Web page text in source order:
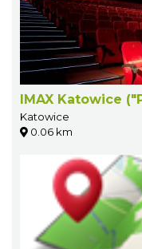
IMAX Katowice
Katowice
0.06 km